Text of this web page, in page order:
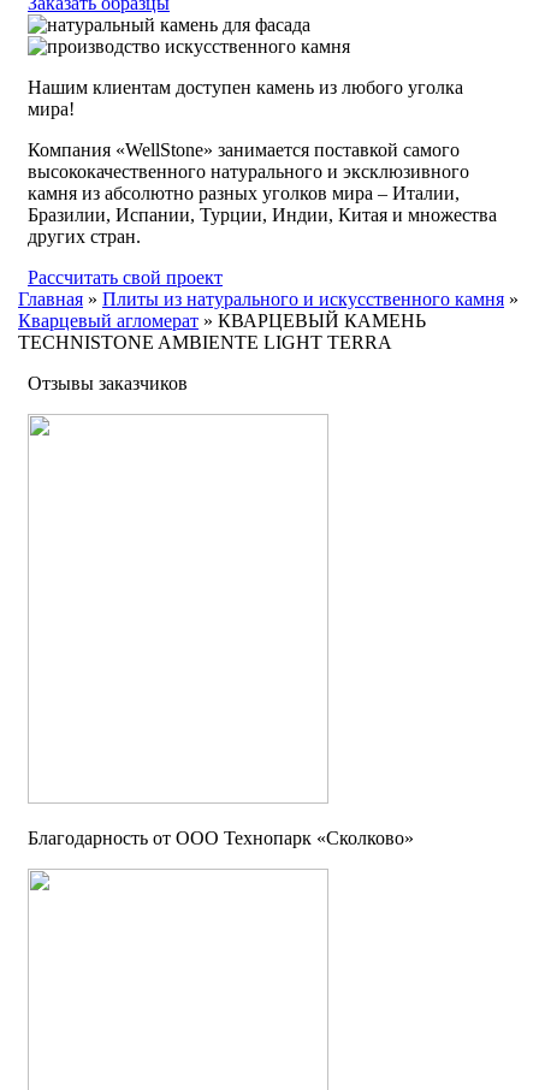
Нашим клиентам доступен камень из любого уголка
мира!
Компания «WellStone» занимается поставкой самого
высококачественного натурального и эксклюзивного
камня из абсолютно разных уголков мира – Италии,
Бразилии, Испании, Турции, Индии, Китая и множества
других стран.
Рассчитать свой проект
Главная » Плиты из натурального и искусственного камня »
Кварцевый агломерат » КВАРЦЕВЫЙ КАМЕНЬ
TECHNISTONE AMBIENTE LIGHT TERRA
Отзывы заказчиков
Благодарность от OOO Технопарк «Сколково»